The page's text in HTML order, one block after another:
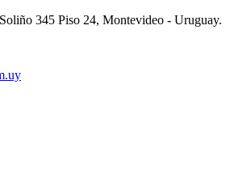
345 Piso 24, Montevideo - Uruguay.